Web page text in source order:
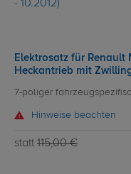
Elektrosatz für Renault
Heckantrieb mit
7-poliger
Hinweise beachten
statt 115,00 €